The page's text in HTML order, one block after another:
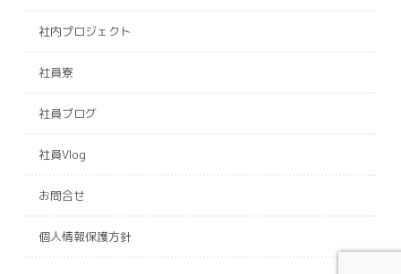
社内プロジェクト
社員寮
社員ブログ
社員Vlog
お問合せ
個人情報保護方針